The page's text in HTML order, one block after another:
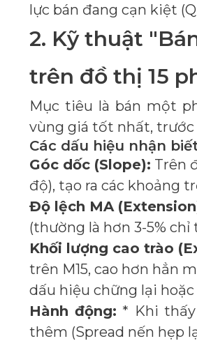
lực bán đang cạn kiệt
2. Kỹ thuật
trên đồ thị 15
Mục tiêu là bán một
vùng giá tốt nhất, trước
Các dấu hiệu nhận
Góc dốc (Slope): Trên
độ), tạo ra các khoảng
Độ lệch MA
(thường là hơn 3-5% chỉ
Khối lượng cao trào
trên M15, cao hơn hẳn
dấu hiệu chững lại
Hành động: * Khi
thêm (Spread nến hẹp